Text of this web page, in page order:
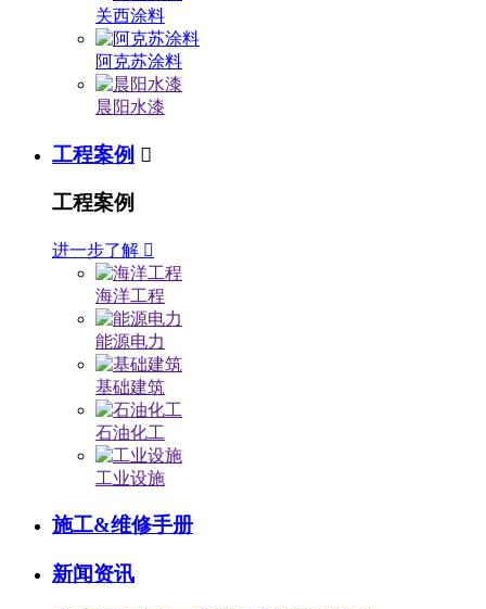
关西涂料
阿克苏涂料
晨阳水漆
工程案例 
工程案例
进一步了解 
海洋工程
能源电力
基础建筑
石油化工
工业设施
施工&维修手册
新闻资讯